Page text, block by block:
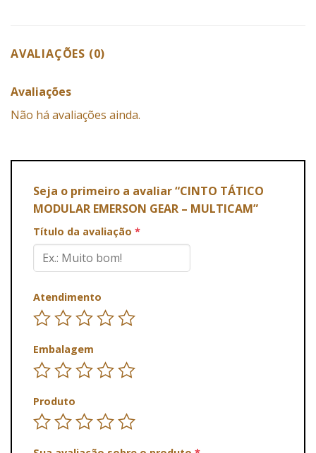
AVALIAÇÕES (0)
Avaliações
Não há avaliações ainda.
Seja o primeiro a avaliar “CINTO TÁTICO
MODULAR EMERSON GEAR – MULTICAM”
Título da avaliação *
Atendimento
Embalagem
Produto